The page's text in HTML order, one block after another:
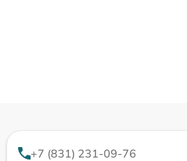
+7 (831) 231-09-76